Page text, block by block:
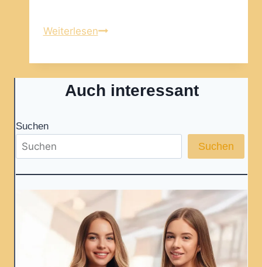
Weiterlesensimple
Auch interessant
Suchen
Suchen